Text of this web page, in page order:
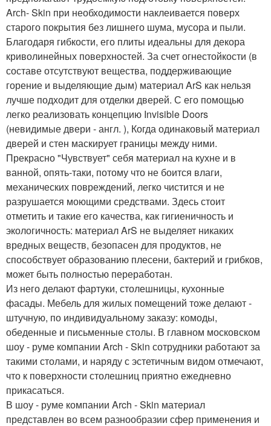
Arсh- Skin при необходимости наклеивается поверх
старого покрытия без лишнего шума, мусора и пыли.
Благодаря гибкости, его плиты идеальны для декора
криволинейных поверхностей. За счет огнестойкости (в
составе отсутствуют вещества, поддерживающие
горение и выделяющие дым) материал ArS как нельзя
лучше подходит для отделки дверей. С его помощью
легко реализовать концепцию Invisible Doors
(невидимые двери - англ. ), Когда одинаковый материал
дверей и стен маскирует границы между ними.
Прекрасно "Чувствует" себя материал на кухне и в
ванной, опять-таки, потому что не боится влаги,
механических повреждений, легко чистится и не
разрушается моющими средствами. Здесь стоит
отметить и такие его качества, как гигиеничность и
экологичность: материал ArS не выделяет никаких
вредных веществ, безопасен для продуктов, не
способствует образованию плесени, бактерий и грибков,
может быть полностью переработан.
Из него делают фартуки, столешницы, кухонные
фасады. Мебель для жилых помещений тоже делают -
штучную, по индивидуальному заказу: комоды,
обеденные и письменные столы. В главном московском
шоу - руме компании Arch - Skin сотрудники работают за
такими столами, и наряду с эстетичным видом отмечают,
что к поверхности столешниц приятно ежедневно
прикасаться.
В шоу - руме компании Arch - Skin материал
представлен во всем разнообразии сфер применения и